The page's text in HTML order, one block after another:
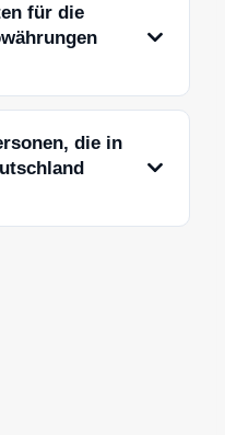
für die
die in